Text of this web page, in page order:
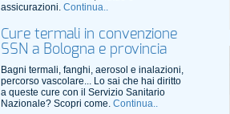
assicurazioni. Continua..
Cure termali in convenzione
SSN a Bologna e provincia
Bagni termali, fanghi, aerosol e inalazioni,
percorso vascolare... Lo sai che hai diritto
a queste cure con il Servizio Sanitario
Nazionale? Scopri come. Continua..